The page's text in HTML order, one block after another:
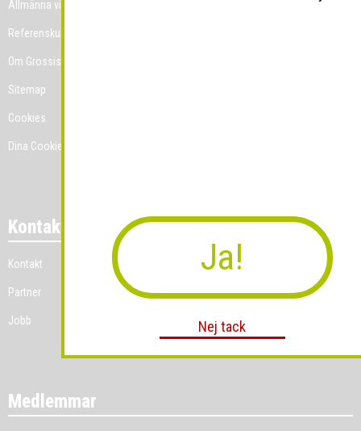
Allmänna villkor
Referenskunder
Om Grossist.se
Sitemap
Cookies
Dina Cookie-prefenser
Kontakt
Kontakt
Partner
Jobb
Medlemmar
Ja!
Nej tack